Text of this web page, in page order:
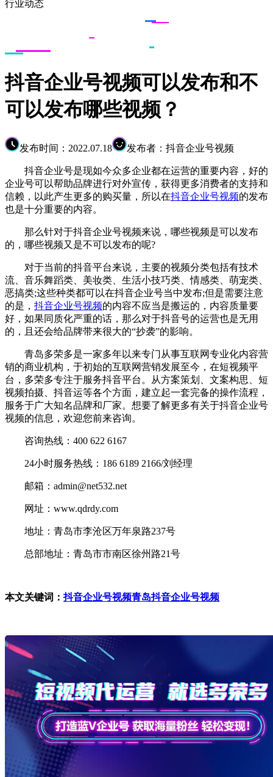
行业动态
抖音企业号视频可以发布和不
可以发布哪些视频？
发布时间：2022.07.18 发布者：抖音企业号视频
抖音企业号是现如今众多企业都在运营的重要内容，好的
企业号可以帮助品牌进行对外宣传，获得更多消费者的支持和
信赖，以此产生更多的购买量，所以在抖音企业号视频的发布
也是十分重要的内容。
那么针对于抖音企业号视频来说，哪些视频是可以发布
的，哪些视频又是不可以发布的呢?
对于当前的抖音平台来说，主要的视频分类包括有技术
流、音乐舞蹈类、美妆类、生活小技巧类、情感类、萌宠类、
恶搞类;这些种类都可以在抖音企业号当中发布;但是需要注意
的是， 抖音企业号视频的内容不应当是搬运的，内容质量要
好，如果同质化严重的话，那么对于抖音号的运营也是无用
的，且还会给品牌带来很大的“抄袭”的影响。
青岛多荣多是一家多年以来专门从事互联网专业化内容营
销的商业机构，于初始的互联网营销发展至今，在短视频平
台，多荣多专注于服务抖音平台。从方案策划、文案构思、短
视频拍摄、抖音运等各个方面，建立起一套完备的操作流程，
服务于广大知名品牌和厂家。想要了解更多有关于抖音企业号
视频的信息，欢迎您前来咨询。
咨询热线：400 622 6167
24小时服务热线：186 6189 2166/刘经理
邮箱：admin@net532.net
网址：www.qdrdy.com
地址：青岛市李沧区万年泉路237号
总部地址：青岛市市南区徐州路21号
本文关键词：抖音企业号视频青岛抖音企业号视频